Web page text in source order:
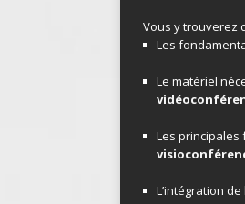
Vous y trouverez
Les
Le matériel
Les
L’intégration de